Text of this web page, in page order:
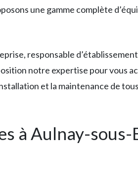
une gamme complète
responsable
notre expertise pour vous
et la maintenance de
à Aulnay-sous-